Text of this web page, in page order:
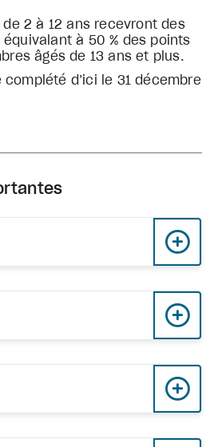
de 2 à 12 ans recevront des
à 50 % des points
âgés de 13 ans et plus.
d’ici le 31 décembre